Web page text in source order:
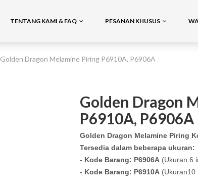
TENTANG KAMI & FAQ PESANAN KHUSUS
Golden Dragon Melamine Piring P6910A, P6906A
Golden Dragon
P6910A, P6906A
Golden Dragon Melamine Piring
Tersedia dalam beberapa ukuran:
- Kode Barang: P6906A (Ukuran 6
- Kode Barang: P6910A (Ukuran10